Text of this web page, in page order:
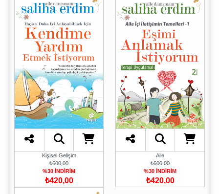
Kişisel Gelişim
₺600,00
%30 İNDİRİM
₺420,00
Aile
₺600,00
%30 İNDİRİM
₺420,00